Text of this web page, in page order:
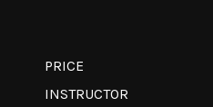
PRICE
INSTRUCTOR